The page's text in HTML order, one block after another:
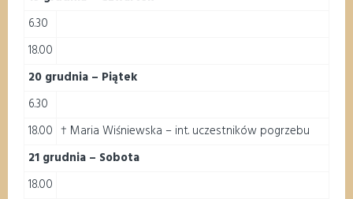
6.30
18.00
20 grudnia – Piątek
6.30
18.00 † Maria Wiśniewska – int. uczestników pogrzebu
21 grudnia – Sobota
18.00